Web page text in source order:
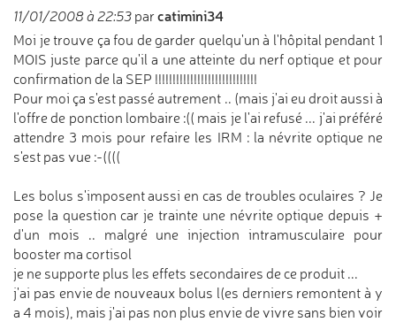
11/01/2008 à 22:53 par catimini34
Moi je trouve ça fou de garder quelqu'un à l'hôpital pendant 1
MOIS juste parce qu'il a une atteinte du nerf optique et pour
confirmation de la SEP !!!!!!!!!!!!!!!!!!!!!!!!!!!!!
Pour moi ça s'est passé autrement .. (mais j'ai eu droit aussi à
l'offre de ponction lombaire :(( mais je l'ai refusé ... j'ai préféré
attendre 3 mois pour refaire les IRM : la névrite optique ne
s'est pas vue :-((((
Les bolus s'imposent aussi en cas de troubles oculaires ? Je
pose la question car je trainte une névrite optique depuis +
d'un mois .. malgré une injection intramusculaire pour
booster ma cortisol
je ne supporte plus les effets secondaires de ce produit ...
j'ai pas envie de nouveaux bolus l(es derniers remontent à y
a 4 mois), mais j'ai pas non plus envie de vivre sans bien voir